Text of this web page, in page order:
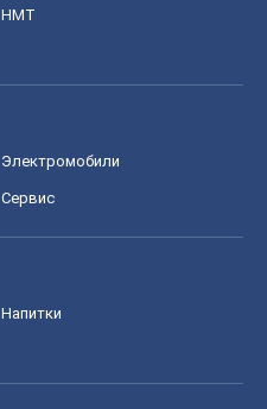
НМТ
Электромобили
Сервис
Напитки